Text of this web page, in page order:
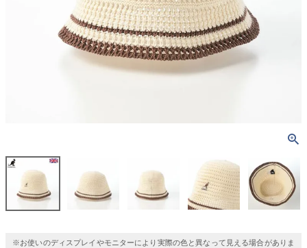
※お使いのディスプレイやモニターにより実際の色と異なって見える場合がありま